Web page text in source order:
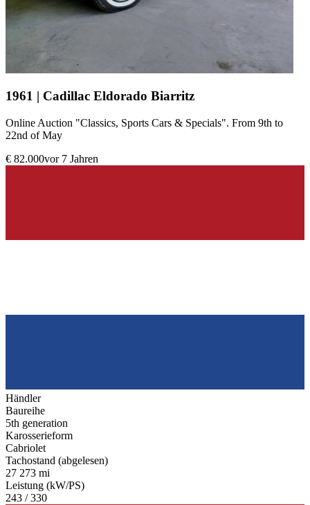
1961 | Cadillac Eldorado Biarritz
Online Auction "Classics, Sports Cars & Specials". From 9th to
22nd of May
€ 82.000vor 7 Jahren
Händler
Baureihe
5th generation
Karosserieform
Cabriolet
Tachostand (abgelesen)
27 273 mi
Leistung (kW/PS)
243 / 330